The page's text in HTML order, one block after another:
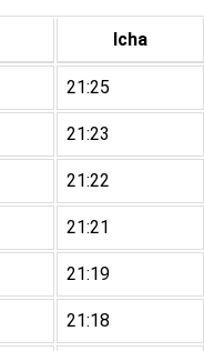
Icha
21:25
21:23
21:22
21:21
21:19
21:18